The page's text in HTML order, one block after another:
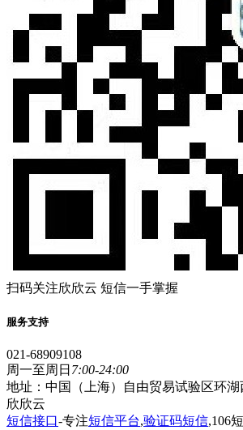
扫码关注欣欣云 短信一手掌握
服务支持
021-68909108
周一至周日 7:00-24:00
地址：中国（上海）自由贸易试验区环湖
欣欣云
短信接口-专注短信平台,验证码短信,106